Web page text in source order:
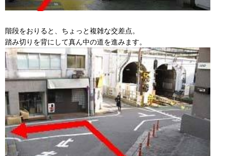
階段をおりると、ちょっと複雑な交差点。
踏み切りを背にして真ん中の道を進みます。